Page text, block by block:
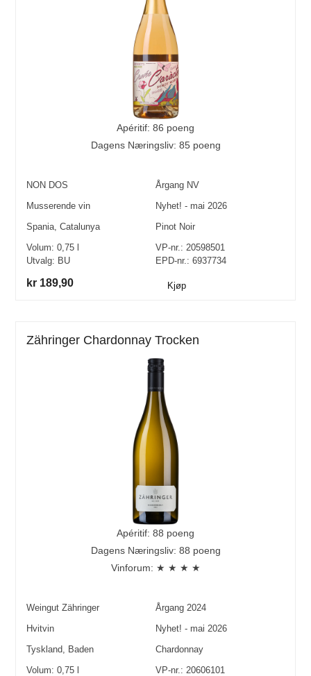
Apéritif: 86 poeng
Dagens Næringsliv: 85 poeng
NON DOS Årgang NV
Musserende vin
Nyhet! - mai 2026
Spania ,Catalunya
Pinot Noir
Volum:0,75 l
Utvalg: BU
VP-nr.: 20598501
EPD-nr.: 6937734
kr 189,90 Kjøp
Zähringer Chardonnay Trocken
Apéritif: 88 poeng
Dagens Næringsliv: 88 poeng
Vinforum: ★ ★ ★ ★
Weingut Zähringer Årgang 2024
Hvitvin
Nyhet! - mai 2026
Tyskland
Baden
Chardonnay
Volum:0,75 VP-nr.: 20606101